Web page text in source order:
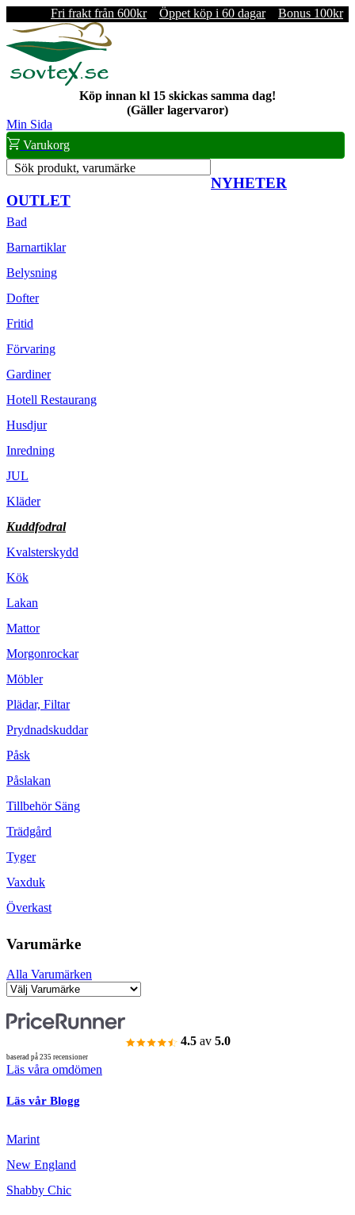
Fri frakt från 600kr Öppet köp i 60 dagar Bonus 100kr
Köp innan kl 15 skickas samma dag!
(Gäller lagervaror)
Min Sida
Varukorg
Sök produkt, varumärke
NYHETER
OUTLET
Bad
Barnartiklar
Belysning
Dofter
Fritid
Förvaring
Gardiner
Hotell Restaurang
Husdjur
Inredning
JUL
Kläder
Kuddfodral
Kvalsterskydd
Kök
Lakan
Mattor
Morgonrockar
Möbler
Plädar, Filtar
Prydnadskuddar
Påsk
Påslakan
Tillbehör Säng
Trädgård
Tyger
Vaxduk
Överkast
Varumärke
Alla Varumärken
4.5 av 5.0
baserad på 235 recensioner
Läs våra omdömen
Läs vår Blogg
Marint
New England
Shabby Chic